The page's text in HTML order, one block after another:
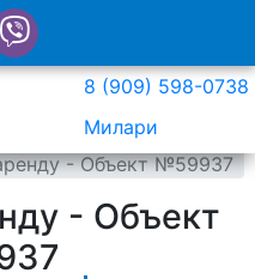
8 (909) 598-0738
Милари
- Объект №59937
- Объект